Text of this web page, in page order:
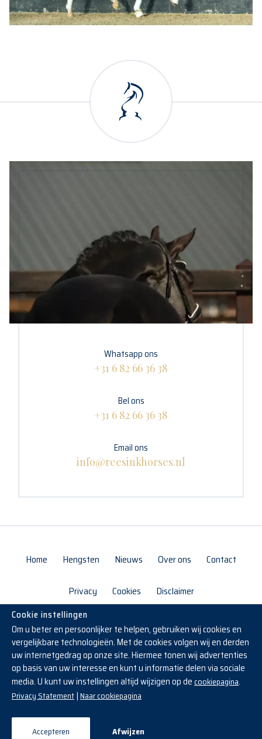
Whatsapp ons
+31 6 82 66 36 38
Bel ons
+31 6 82 66 36 38
Email ons
info@reesinkhorses.nl
Home Hengsten Nieuws Over ons Contact
Privacy Cookies Disclaimer
Copyright © 2019 - 2026 Reesink Horses
Gemaakt met veel paardenkracht door
Cookie instellingen
Om u beter en persoonlijker te helpen, gebruiken wij cookies en
vergelijkbare technologieën. Met de cookies volgen wij en derden
uw internetgedrag op onze site. Hiermee tonen wij advertenties
op basis van uw interesse en kunt u informatie delen via sociale
media. U kunt uw instellingen altijd wijzigen op decookiepagina.
Privacy Statement|Naar cookiepagina
Accepteren Afwijzen